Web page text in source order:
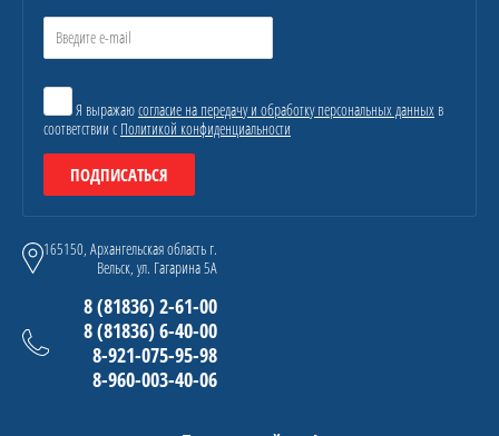
Я выражаюсогласие на передачу и обработку персональных данных в
соответствии с Политикой конфиденциальности
ПОДПИСАТЬСЯ
165150, Архангельская область г.
Вельск, ул. Гагарина 5А
8 (81836) 2-61-00
8 (81836) 6-40-00
8-921-075-95-98
8-960-003-40-06